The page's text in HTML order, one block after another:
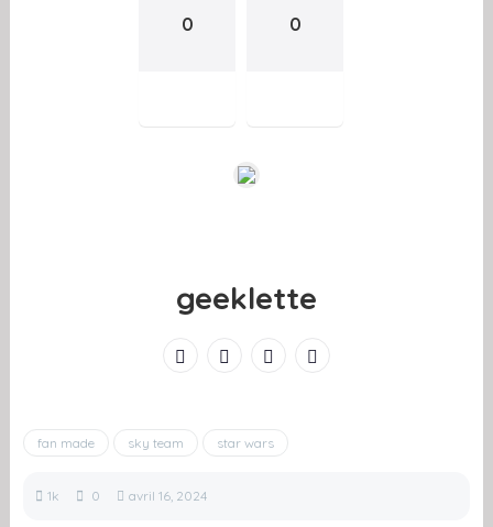
0 0
geeklette
fan made sky team star wars
1k 0 avril 16, 2024